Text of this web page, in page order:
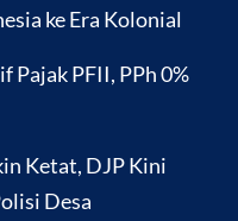
ke Era Kolonial
Pajak PFII, PPh 0%
Ketat, DJP Kini
Desa